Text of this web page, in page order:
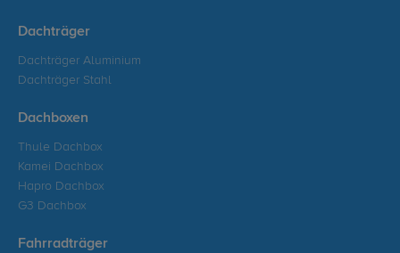
Dachträger
Dachträger Aluminium
Dachträger Stahl
Dachboxen
Thule Dachbox
Kamei Dachbox
Hapro Dachbox
G3 Dachbox
Fahrradträger